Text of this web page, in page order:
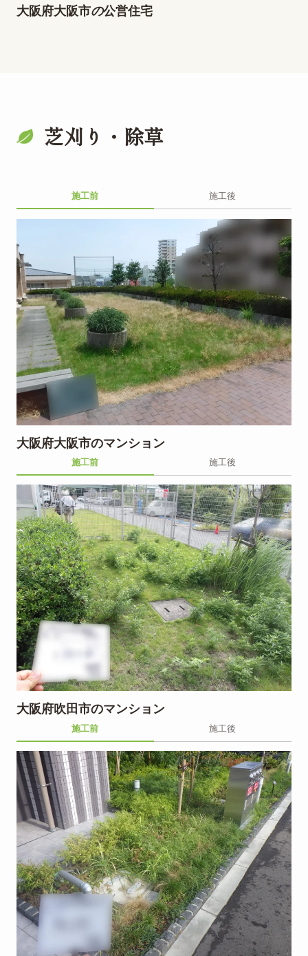
大阪府大阪市の公営住宅
芝刈り・除草
施工前 施工後
大阪府大阪市のマンション
施工前 施工後
大阪府吹田市のマンション
施工前 施工後